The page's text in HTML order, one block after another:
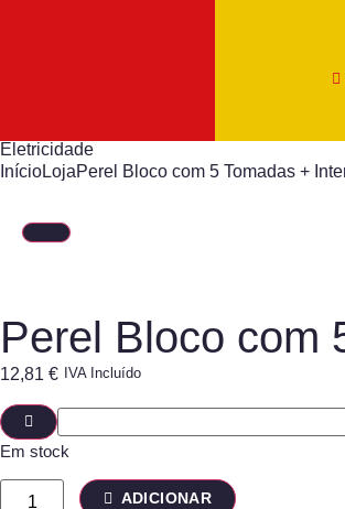
Eletricidade
InícioLojaPerel Bloco com 5 Tomadas +
Perel Bloco com
12,81 € IVA Incluído
Em stock
ADICIONAR